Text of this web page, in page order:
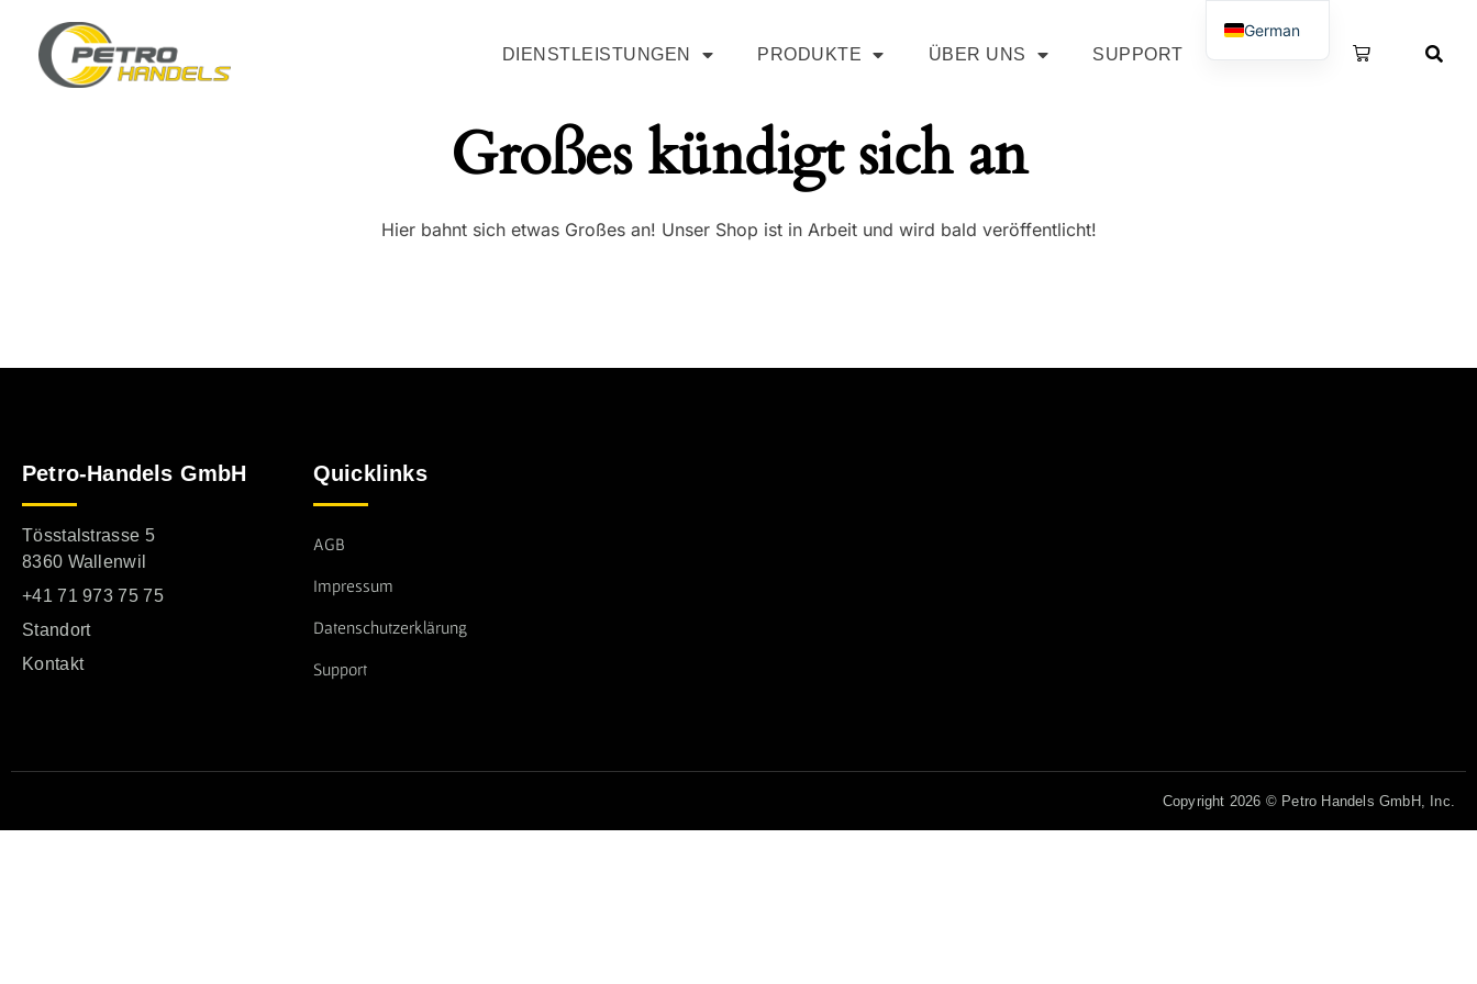
DIENSTLEISTUNGEN PRODUKTE ÜBER UNS SUPPORT
Großes kündigt sich an
Hier bahnt sich etwas Großes an! Unser Shop ist in Arbeit und wird bald veröffentlicht!
Petro-Handels GmbH
Tösstalstrasse 5
8360 Wallenwil
+41 71 973 75 75
Standort
Kontakt
Quicklinks
AGB
Impressum
Datenschutzerklärung
Support
Copyright 2026 © Petro Handels GmbH, Inc.
German